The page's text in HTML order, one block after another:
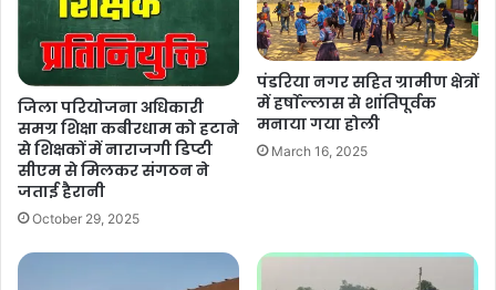
जिला परियोजना अधिकारी
समग्र शिक्षा कबीरधाम को हटाने
से शिक्षकों में नाराजगी डिप्टी
सीएम से मिलकर संगठन ने
जताई हैरानी
October 29, 2025
पंडरिया नगर सहित ग्रामीण क्षेत्रों
में हर्षाेल्लास से शांतिपूर्वक
मनाया गया होली
March 16, 2025